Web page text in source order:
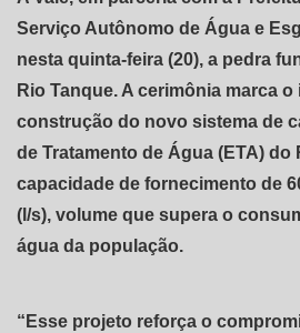
Serviço Autônomo de Água e
nesta quinta-feira (20), a pedra
Rio Tanque. A cerimônia marca
construção do novo sistema de
de Tratamento de Água (ETA) do
capacidade de fornecimento de
(l/s), volume que supera o
água da população.
“Esse projeto reforça o